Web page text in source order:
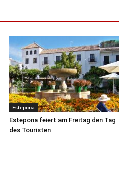
Estepona
Estepona feiert am Freitag den Tag
des Touristen